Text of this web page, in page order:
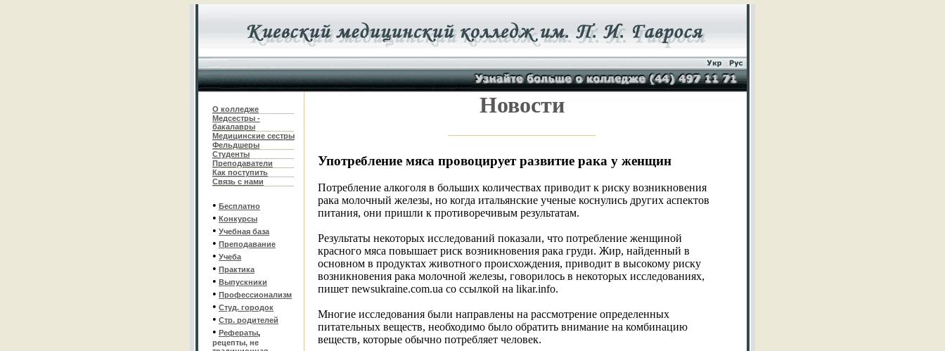
О колледже
Медсестры -
бакалавры
Медицинские сестры
Фельдшеры
Студенты
Преподаватели
Как поступить
Связь с нами
• Бесплатно
• Конкурсы
• Учебная база
• Преподавание
• Учеба
• Практика
• Выпускники
• Профессионализм
• Студ. городок
• Стр. родителей
• Рефераты,
рецепты, не
Новости
Употребление мяса провоцирует развитие рака у женщин
Потребление алкоголя в больших количествах приводит к риску возникновения
рака молочный железы, но когда итальянские ученые коснулись других аспектов
питания, они пришли к противоречивым результатам.
Результаты некоторых исследований показали, что потребление женщиной
красного мяса повышает риск возникновения рака груди. Жир, найденный в
основном в продуктах животного происхождения, приводит в высокому риску
возникновения рака молочной железы, говорилось в некоторых исследованиях,
пишет newsukraine.com.ua со ссылкой на likar.info.
Многие исследования были направлены на рассмотрение определенных
питательных веществ, необходимо было обратить внимание на комбинацию
веществ, которые обычно потребляет человек.